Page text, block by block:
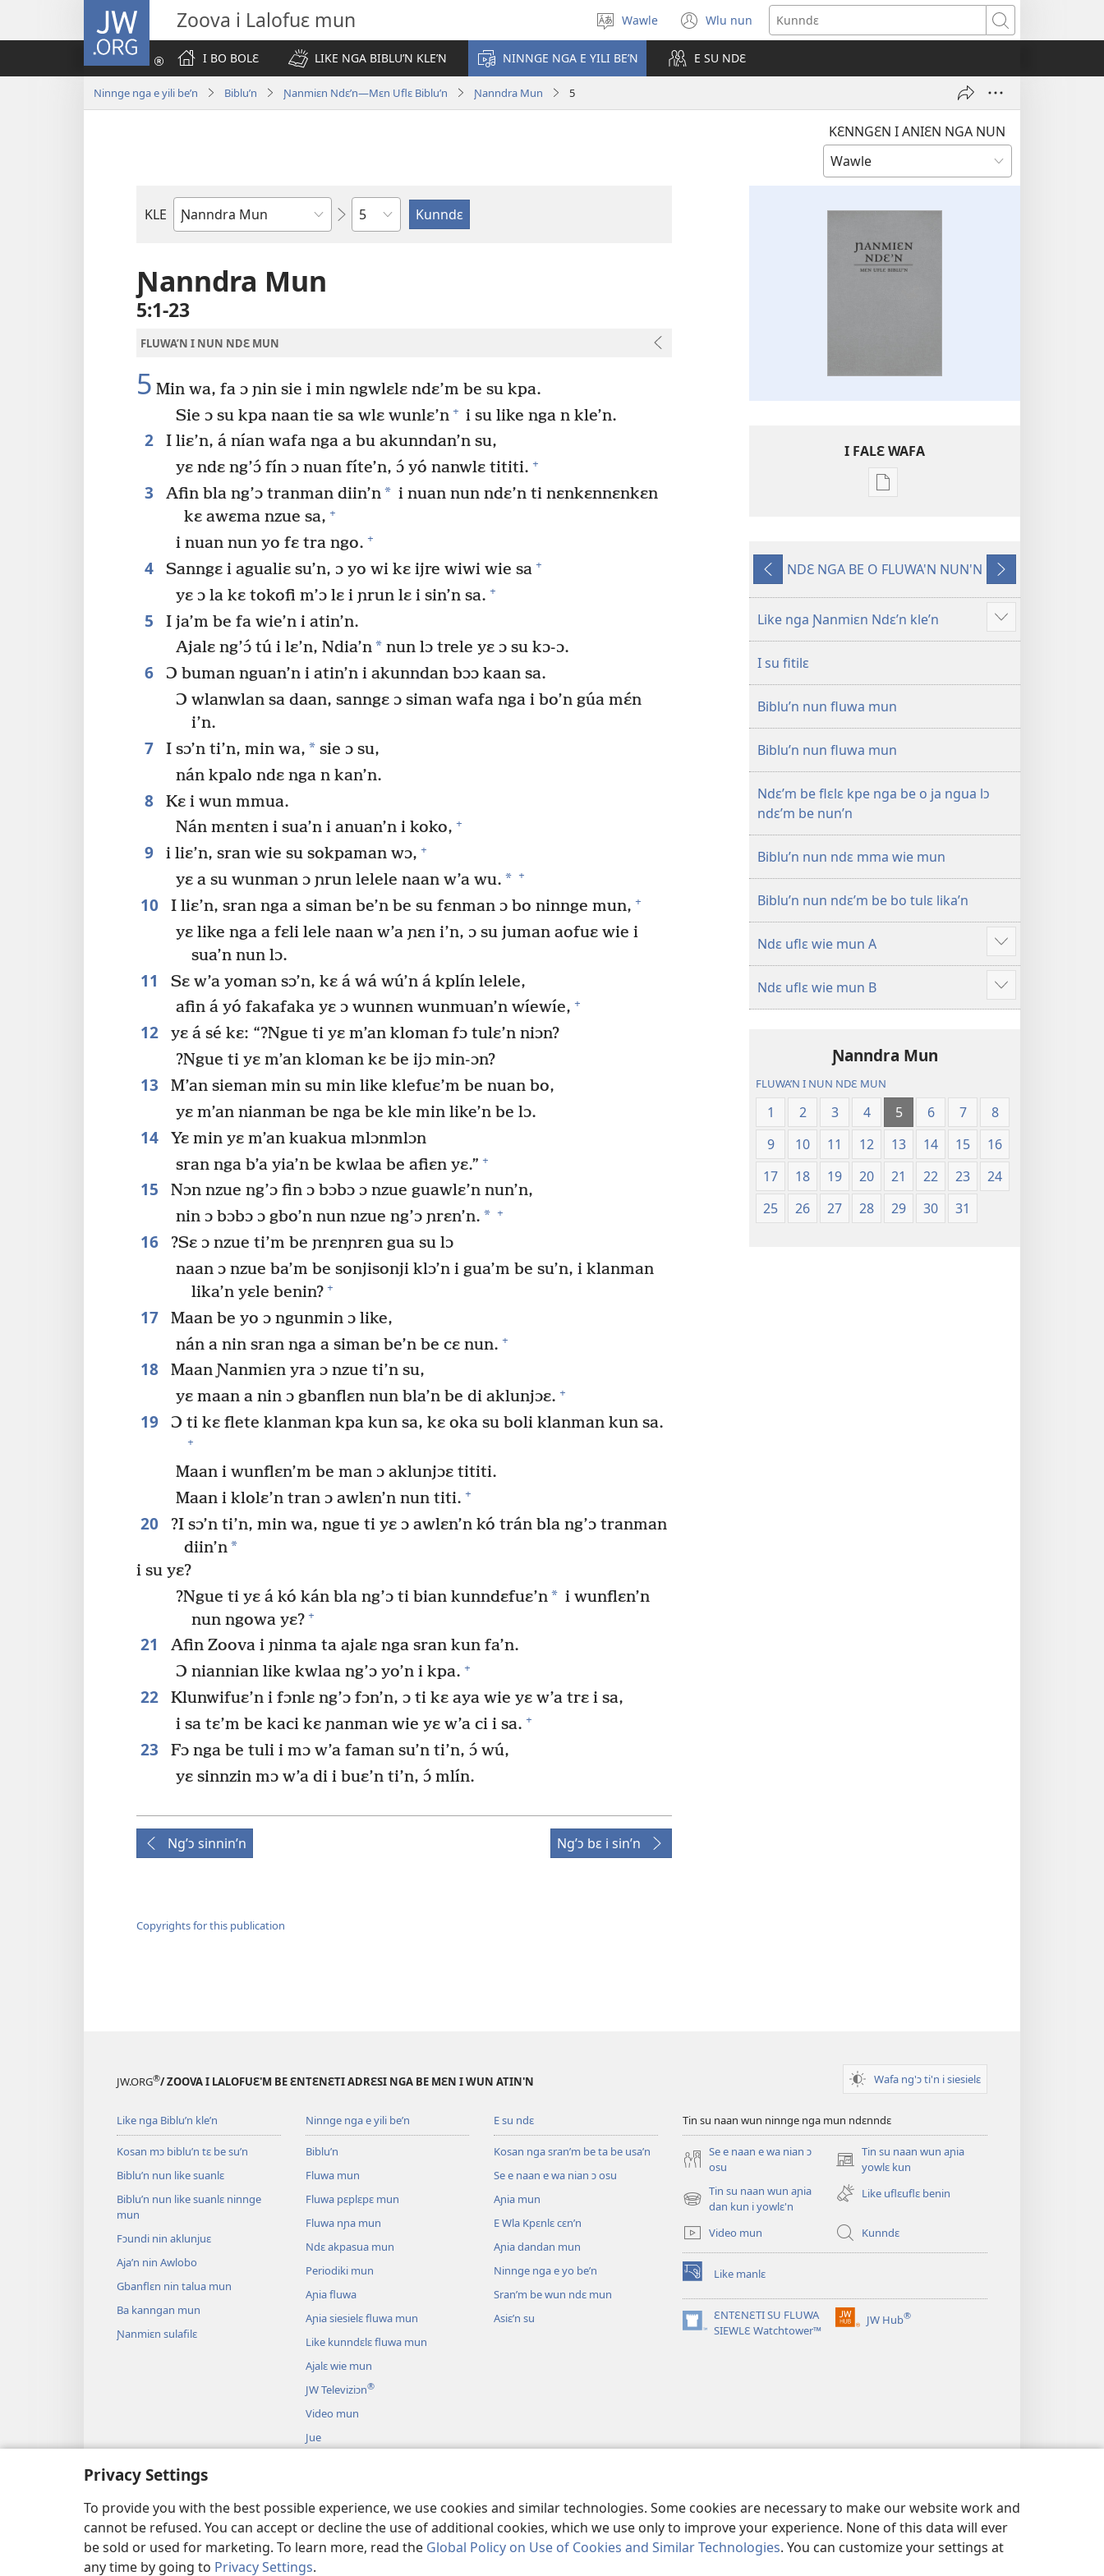
Privacy Settings
To provide you with the best possible experience, we use cookies and similar technologies. Some cookies are necessary to make our website work and
cannot be refused. You can accept or decline the use of additional cookies, which we use only to improve your experience. None of this data will ever
be sold or used for marketing. To learn more, read the Global Policy on Use of Cookies and Similar Technologies. You can customize your settings at
any time by going to Privacy Settings.
JW.ORG Zoova i Lalofuɛ mun
Kle
aniɛn'n
Wawle Wlu nun
(opens
new
window)
Kunndɛ
I BO BOLƐ
LIKE NGA BIBLU’N KLE’N NINNGE NGA E YILI BE’N E SU NDƐ
Ninnge nga e yili be’n Biblu’n Ɲanmiɛn Ndɛ’n—Mɛn Uflɛ Biblu’n Ɲanndra Mun 5
KƐNNGƐN I ANIƐN NGA NUN
KLE
Biblu'n
Ndɛ
tre
Ɲanndra Mun
5:1-23
FLUWA’N I NUN NDƐ MUN
5 Min wa, fa ɔ ɲin sie i min ngwlɛlɛ ndɛ’m be su kpa.
Sie ɔ su kpa naan tie sa wlɛ wunlɛ’n + i su like nga n kle’n.
2
I liɛ’n, á nían wafa nga a bu akunndan’n su,
yɛ ndɛ ng’ɔ́ fín ɔ nuan fíte’n, ɔ́ yó nanwlɛ tititi. +
3 Afin bla ng’ɔ tranman diin’n* i nuan nun ndɛ’n ti nɛnkɛnnɛnkɛn
kɛ awɛma nzue sa, +
i nuan nun yo fɛ tra ngo. +
4 Sanngɛ i agualiɛ su’n, ɔ yo wi kɛ ijre wiwi wie sa +
yɛ ɔ la kɛ tokofi m’ɔ lɛ i ɲrun lɛ i sin’n sa. +
5
I ja’m be fa wie’n i atin’n.
Ajalɛ ng’ɔ́ tú i lɛ’n, Ndia’n* nun lɔ trele yɛ ɔ su kɔ-ɔ.
6
Ɔ buman nguan’n i atin’n i akunndan bɔɔ kaan sa.
Ɔ wlanwlan sa daan, sanngɛ ɔ siman wafa nga i bo’n gúa mɛ́n
i’n.
7 I sɔ’n ti’n, min wa, *sie ɔ su,
nán kpalo ndɛ nga n kan’n.
8
Kɛ i wun mmua.
Nán mɛntɛn i sua’n i anuan’n i koko, +
9 i liɛ’n, sran wie su sokpaman wɔ, +
yɛ a su wunman ɔ ɲrun lelele naan w’a wu. * +
10 I liɛ’n, sran nga a siman be’n be su fɛnman ɔ bo ninnge mun, +
yɛ like nga a fɛli lele naan w’a ɲɛn i’n, ɔ su juman aofuɛ wie i
sua’n nun lɔ.
11
Sɛ w’a yoman sɔ’n, kɛ á wá wú’n á kplín lelele,
afin á yó fakafaka yɛ ɔ wunnɛn wunmuan’n wíewíe, +
12
yɛ á sé kɛ: “?Ngue ti yɛ m’an kloman fɔ tulɛ’n niɔn?
?Ngue ti yɛ m’an kloman kɛ be ijɔ min-ɔn?
13
M’an sieman min su min like klefuɛ’m be nuan bo,
yɛ m’an nianman be nga be kle min like’n be lɔ.
14
Yɛ min yɛ m’an kuakua mlɔnmlɔn
sran nga b’a yia’n be kwlaa be afiɛn yɛ.” +
15
Nɔn nzue ng’ɔ fin ɔ bɔbɔ ɔ nzue guawlɛ’n nun’n,
nin ɔ bɔbɔ ɔ gbo’n nun nzue ng’ɔ ɲrɛn’n. * +
16
?Sɛ ɔ nzue ti’m be ɲrɛnɲrɛn gua su lɔ
naan ɔ nzue ba’m be sonjisonji klɔ’n i gua’m be su’n, i klanman
lika’n yɛle benin? +
17
Maan be yo ɔ ngunmin ɔ like,
nán a nin sran nga a siman be’n be cɛ nun. +
18
Maan Ɲanmiɛn yra ɔ nzue ti’n su,
yɛ maan a nin ɔ gbanflɛn nun bla’n be di aklunjɔɛ. +
19 Ɔ ti kɛ flete klanman kpa kun sa, kɛ oka su boli klanman kun sa.
+
Maan i wunflɛn’m be man ɔ aklunjɔɛ tititi.
Maan i klolɛ’n tran ɔ awlɛn’n nun titi. +
20
?I sɔ’n ti’n, min wa, ngue ti yɛ ɔ awlɛn’n kó trán bla ng’ɔ tranman
diin’n*
i su yɛ?
?Ngue ti yɛ á kó kán bla ng’ɔ ti bian kunndɛfuɛ’n* i wunflɛn’n
nun ngowa yɛ? +
21
Afin Zoova i ɲinma ta ajalɛ nga sran kun fa’n.
Ɔ niannian like kwlaa ng’ɔ yo’n i kpa. +
22
Klunwifuɛ’n i fɔnlɛ ng’ɔ fɔn’n, ɔ ti kɛ aya wie yɛ w’a trɛ i sa,
i sa tɛ’m be kaci kɛ ɲanman wie yɛ w’a ci i sa. +
23
Fɔ nga be tuli i mɔ w’a faman su’n ti’n, ɔ́ wú,
yɛ sinnzin mɔ w’a di i buɛ’n ti’n, ɔ́ mlín.
Ng’ɔ sinnin’n Ng’ɔ bɛ i sin’n
Copyrights for this publication
I FALƐ WAFA
Nga
mannzin
be
su'n
wafa'n
Ɲanmiɛn
Ndɛ’n
—
Mɛn
Uflɛ
Biblu’n
Ng’ɔ
sinnin’n
NDƐ NGA BE O FLUWA'N NUN'N
Ng’ɔ
bɛ
sin’n
Like nga Ɲanmiɛn Ndɛ’n kle’n
Show
more
I su fitilɛ
Biblu’n nun fluwa mun
Biblu’n nun fluwa mun
Ndɛ’m be flɛlɛ kpe nga be o ja ngua lɔ
ndɛ’m be nun’n
Biblu’n nun ndɛ mma wie mun
Biblu’n nun ndɛ’m be bo tulɛ lika’n
Ndɛ uflɛ wie mun A
Show
more
Ndɛ uflɛ wie mun B
Show
more
Ɲanndra Mun
FLUWA’N I NUN NDƐ MUN
1 2 3 4 5 6 7
8
9
10 11 12 13 14 15
16
17
18 19 20 21 22 23
24
25
26 27 28 29 30 31
JW.ORG®/ ZOOVA I LALOFUƐ'M BE ƐNTƐNƐTI ADRƐSI NGA BE MƐN I WUN ATIN'N Wafa ng'ɔ ti'n i siesielɛ
Like nga Biblu’n kle’n
Kosan mɔ biblu’n tɛ be su’n
Biblu’n nun like suanlɛ
Biblu’n nun like suanlɛ ninnge
mun
Fɔundi nin aklunjuɛ
Aja’n nin Awlobo
Gbanflɛn nin talua mun
Ba kanngan mun
Ɲanmiɛn sulafilɛ
Ninnge nga e yili be’n
Biblu’n
Fluwa mun
Fluwa pɛplɛpɛ mun
Fluwa nɲa mun
Ndɛ akpasua mun
Periodiki mun
Aɲia fluwa
Aɲia siesielɛ fluwa mun
Like kunndɛlɛ fluwa mun
Ajalɛ wie mun
JW Televiziɔn®
Video mun
Jue
anɔ yilɛ sa’n
E su ndɛ
Kosan nga sran’m be ta be usa’n
Se e naan e wa nian ɔ osu
Aɲia mun
E Wla Kpɛnlɛ cɛn’n
Aɲia dandan mun
Ninnge nga e yo be’n
Sran’m be wun ndɛ mun
Asiɛ’n su
Tin su naan wun ninnge nga mun ndɛnndɛ
Se e naan e wa nian ɔ
osu
Tin su naan wun aɲia
yowlɛ kun
(opens
new
window)
Tin su naan wun aɲia
dan kun i yowlɛ'n
(opens
window)
Like uflɛuflɛ benin
Video mun Kunndɛ
Like manlɛ
(opens
new
window)ƐNTƐNƐTI SU FLUWA
SIEWLƐ Watchtower™
(opens
JW Hub®
(opens